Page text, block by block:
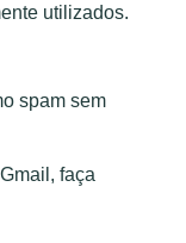
utilizados.
spam sem
faça